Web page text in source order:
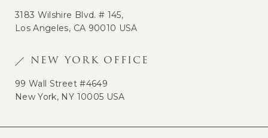
3183 Wilshire Blvd. # 145,
Los Angeles, CA 90010 USA
NEW YORK OFFICE
99 Wall Street #4649
New York, NY 10005 USA